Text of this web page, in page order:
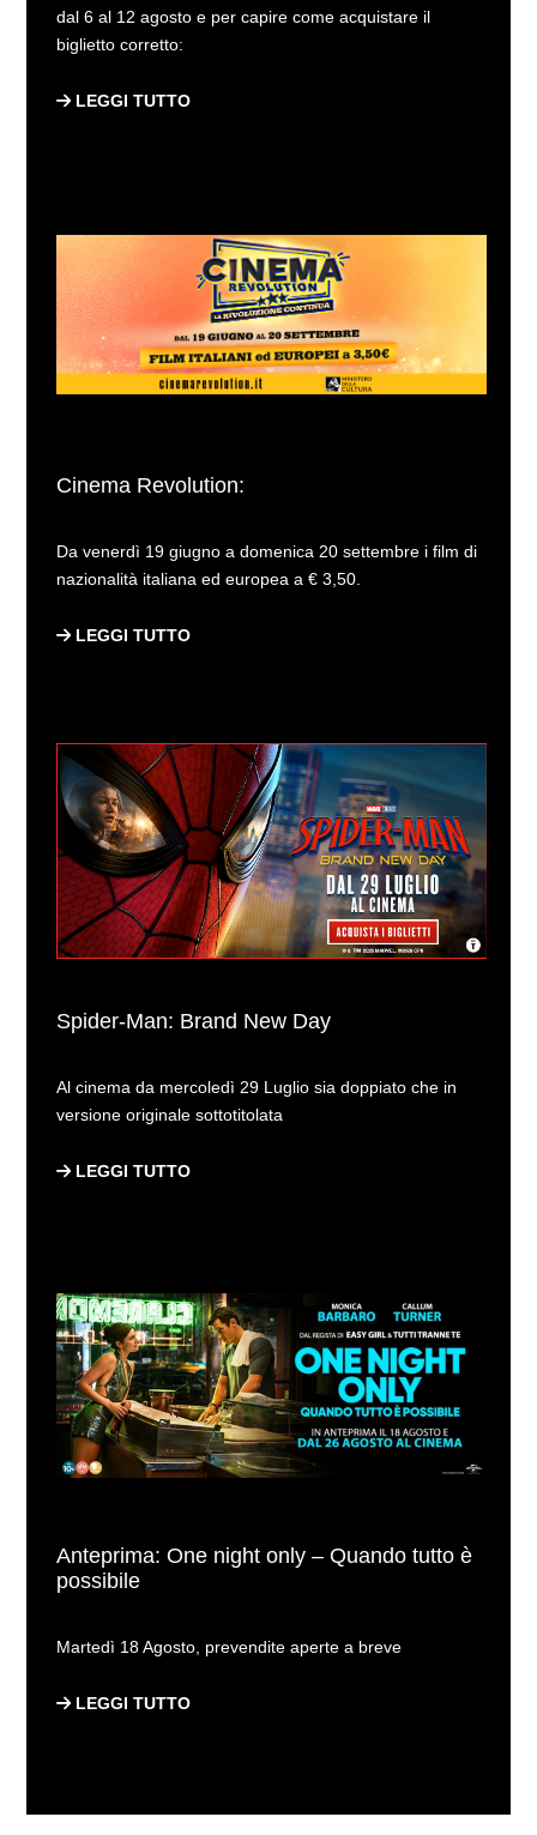
dal 6 al 12 agosto e per capire come acquistare il
biglietto corretto:
LEGGI TUTTO
Cinema Revolution:
Da venerdì 19 giugno a domenica 20 settembre i film di
nazionalità italiana ed europea a € 3,50.
LEGGI TUTTO
Spider-Man: Brand New Day
Al cinema da mercoledì 29 Luglio sia doppiato che in
versione originale sottotitolata
LEGGI TUTTO
Anteprima: One night only – Quando tutto è
possibile
Martedì 18 Agosto, prevendite aperte a breve
LEGGI TUTTO